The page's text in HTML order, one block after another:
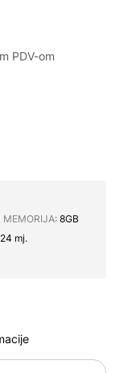
PDV-om
MEMORIJA∶ 8GB
24 mj.